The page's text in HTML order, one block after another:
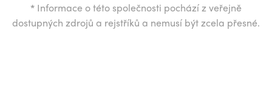
* Informace o této společnosti pochází z veřejně
dostupných zdrojů a rejstříků a nemusí být zcela přesné.